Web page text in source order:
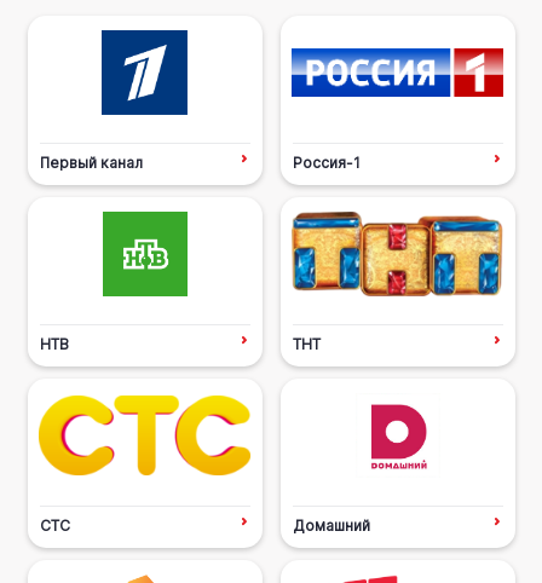
Первый канал Россия-1
НТВ ТНТ
СТС Домашний